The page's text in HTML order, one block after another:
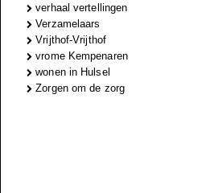
verhaal vertellingen
Verzamelaars
Vrijthof-Vrijthof
vrome Kempenaren
wonen in Hulsel
Zorgen om de zorg